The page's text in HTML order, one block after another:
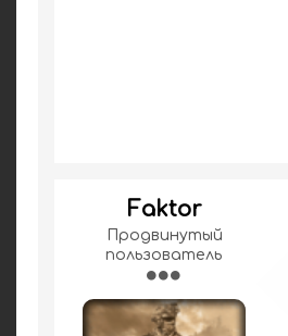
Faktor
Продвинутый
пользователь